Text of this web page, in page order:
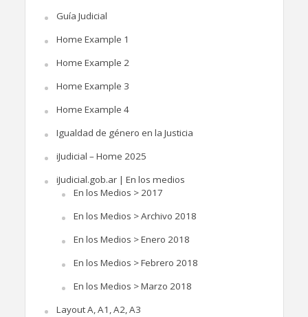
Guía Judicial
Home Example 1
Home Example 2
Home Example 3
Home Example 4
Igualdad de género en la Justicia
iJudicial – Home 2025
iJudicial.gob.ar | En los medios
En los Medios > 2017
En los Medios > Archivo 2018
En los Medios > Enero 2018
En los Medios > Febrero 2018
En los Medios > Marzo 2018
Layout A, A1, A2, A3